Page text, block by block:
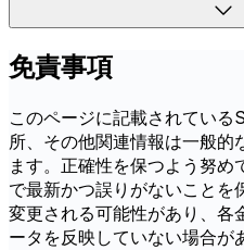
免責事項
このページに記載されてい
所、その他関連情報は一般的
ます。正確性を保つよう努
で最新かつ誤りがないことを
変更される可能性があり、各
ータを反映していない場合が